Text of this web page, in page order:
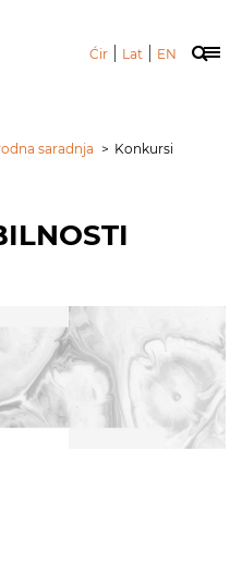
Ćir Lat EN
saradnja > Konkursi